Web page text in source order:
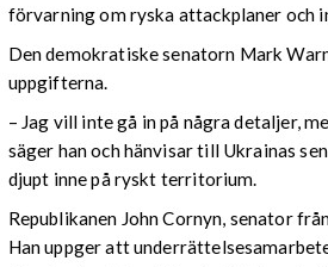
förvarning om ryska attackplaner och
Den demokratiske senatorn Mark
uppgifterna.
– Jag vill inte gå in på några detaljer,
säger han och hänvisar till Ukrainas
djupt inne på ryskt territorium.
Republikanen John Cornyn, senator
Han uppger att